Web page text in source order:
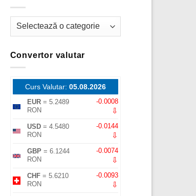
Categorii
Convertor valutar
Curs Valutar: 05.08.2026
EUR= 5.2489
RON
-0.0008
⇩
USD= 4.5480
RON
-0.0144
⇩
GBP= 6.1244
RON
-0.0074
⇩
CHF= 5.6210
RON
-0.0093
⇩